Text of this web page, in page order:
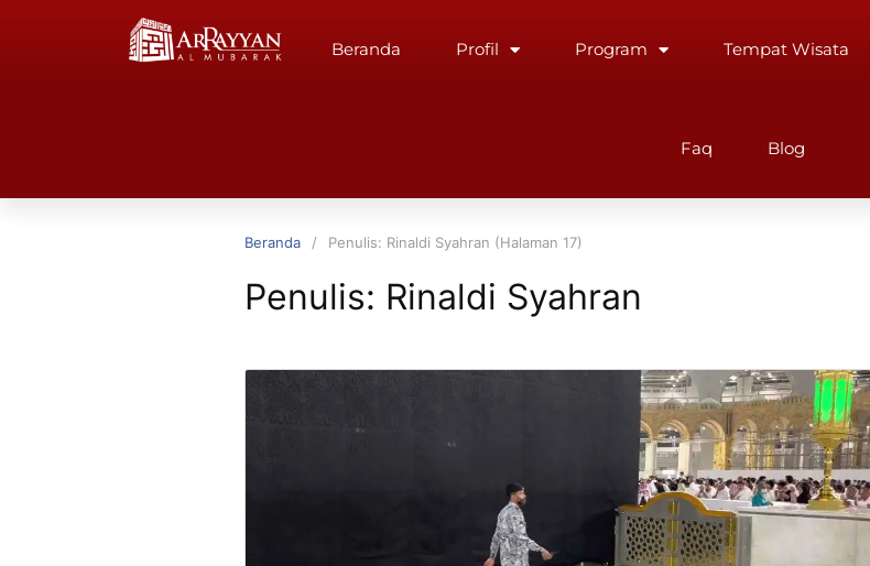
Beranda Profil Program Tempat Wisata
Faq Blog
Beranda Penulis: Rinaldi Syahran (Halaman 17)
Penulis: Rinaldi Syahran